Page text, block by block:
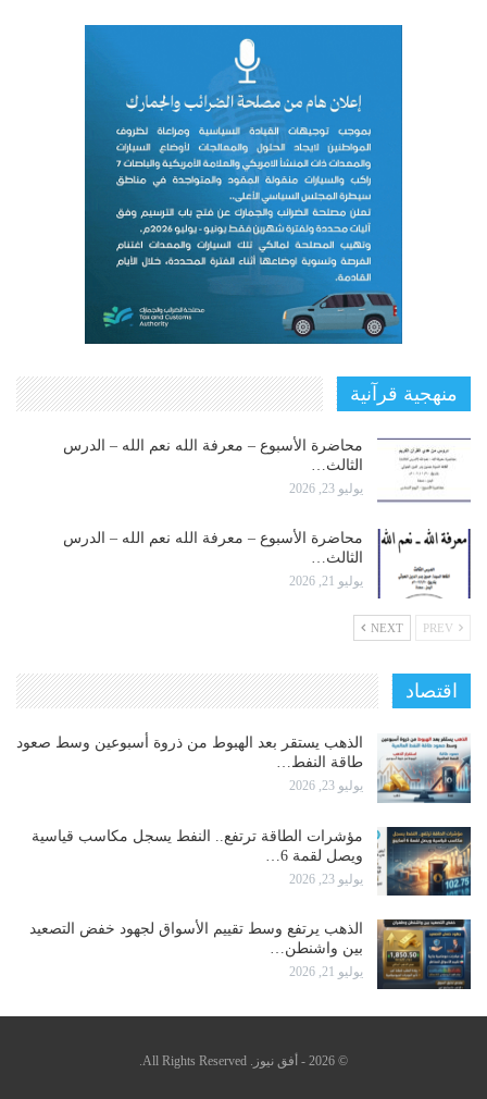
منهجية قرآنية
محاضرة الأسبوع – معرفة الله نعم الله – الدرس
الثالث…
يوليو 23, 2026
محاضرة الأسبوع – معرفة الله نعم الله – الدرس
الثالث…
يوليو 21, 2026
NEXT
اقتصاد
الذهب يستقر بعد الهبوط من ذروة أسبوعين وسط صعود
طاقة النفط…
يوليو 23, 2026
مؤشرات الطاقة ترتفع.. النفط يسجل مكاسب قياسية
ويصل لقمة 6…
يوليو 23, 2026
الذهب يرتفع وسط تقييم الأسواق لجهود خفض التصعيد
بين واشنطن…
يوليو 21, 2026
© 2026 - أفق نيوز. All Rights Reserved.